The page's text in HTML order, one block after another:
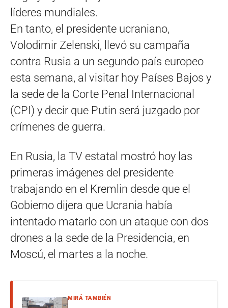
líderes mundiales.
En tanto, el presidente ucraniano,
Volodimir Zelenski, llevó su campaña
contra Rusia a un segundo país europeo
esta semana, al visitar hoy Países Bajos y
la sede de la Corte Penal Internacional
(CPI) y decir que Putin será juzgado por
crímenes de guerra.
En Rusia, la TV estatal mostró hoy las
primeras imágenes del presidente
trabajando en el Kremlin desde que el
Gobierno dijera que Ucrania había
intentado matarlo con un ataque con dos
drones a la sede de la Presidencia, en
Moscú, el martes a la noche.
MIRÁ TAMBIÉN